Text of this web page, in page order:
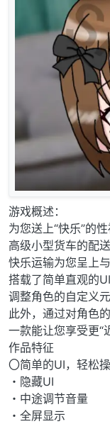
游戏概述：
为您送上“快乐”的性
高级小型货车的配
快乐运输为您呈上
搭载了简单直观的
调整角色的自定义元
此外，通过对角色
一款能让您享受更“
作品特征
〇简单的UI，轻松操
・隐藏UI
・中途调节音量
・全屏显示